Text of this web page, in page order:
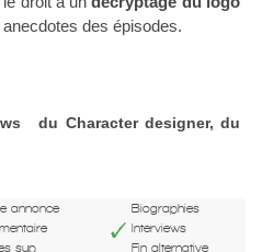
des épisodes.
du Character designer, du
annonce
Biographies
Interviews
sup Fin alternative